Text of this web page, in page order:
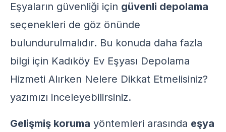
Eşyaların güvenliği için güvenli depolama
seçenekleri de göz önünde
bulundurulmalıdır. Bu konuda daha fazla
bilgi için Kadıköy Ev Eşyası Depolama
Hizmeti Alırken Nelere Dikkat Etmelisiniz?
yazımızı inceleyebilirsiniz.
Gelişmiş koruma yöntemleri arasında eşya